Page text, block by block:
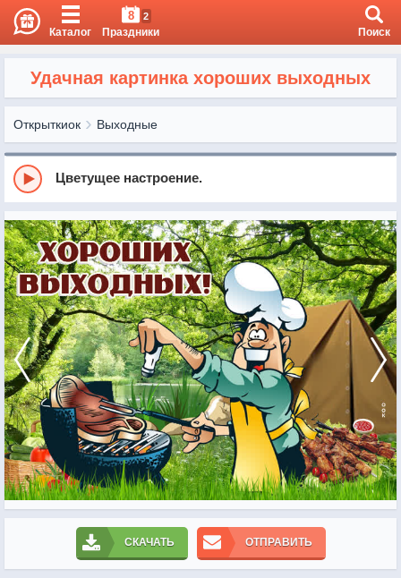
Каталог
8 2
Праздники Поиск
Удачная картинка хороших выходных
Открыткиок Выходные
Цветущее настроение.
СКАЧАТЬ ОТПРАВИТЬ